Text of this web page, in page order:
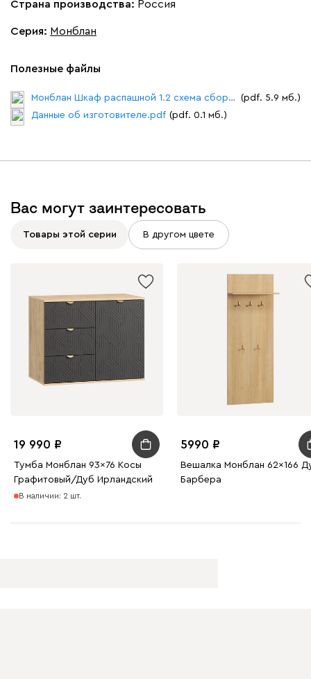
Страна производства: Россия
Серия: Монблан
Полезные файлы
Монблан Шкаф распашной 1.2 схема сборки.pdf
(pdf. 5.9 мб.)
Данные об изготовителе.pdf (pdf. 0.1 мб.)
Вас могут заинтересовать
Товары этой серии В другом цвете
19 990
Тумба Монблан 93x76 Косы
Графитовый/Дуб Ирландский
В наличии: 2 шт.
5990
Вешалка Монблан 62x166
Барбера